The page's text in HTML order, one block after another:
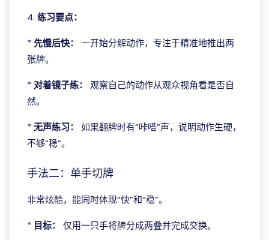
4. 练习要点：
* 先慢后快：
一开始分解动作，专注于精准地推出两
张牌。
* 对着镜子练：
观察自己的动作从观众视角看是否自
然。
*无声练习：
如果翻牌时有“咔嗒”声，说明动作生硬，
不够“稳”。
手法二：单手切牌
非常炫酷，能同时体现“快”和“稳”。
* 目标： 仅用一只手将牌分成两叠并完成交换。